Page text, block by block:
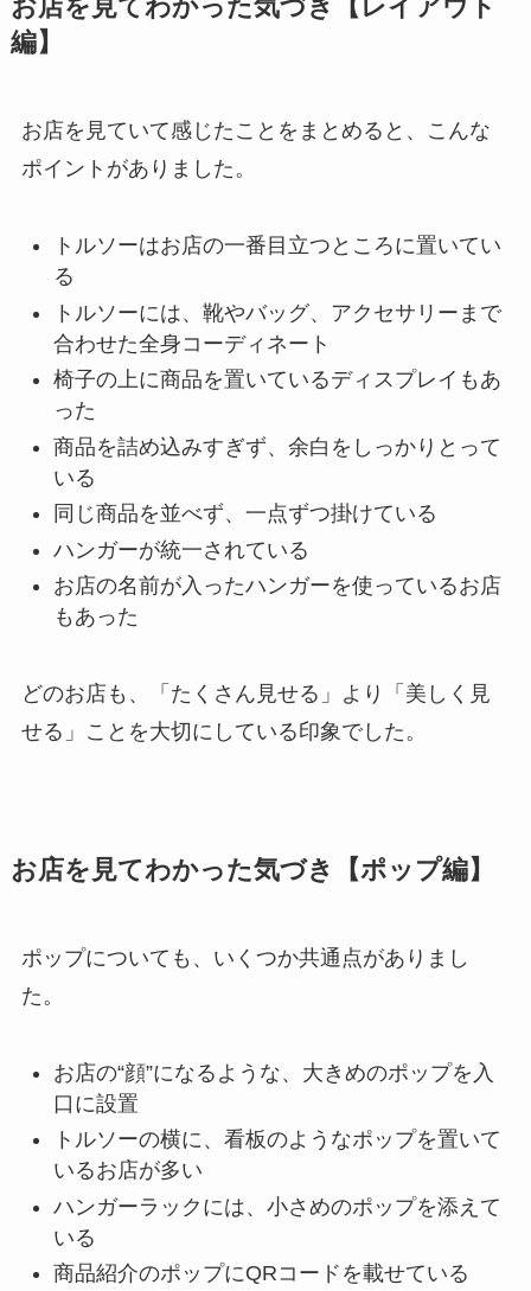
お店を見てわかった気づき【レイアウト
編】
お店を見ていて感じたことをまとめると、こんな
ポイントがありました。
トルソーはお店の一番目立つところに置いてい
る
トルソーには、靴やバッグ、アクセサリーまで
合わせた全身コーディネート
椅子の上に商品を置いているディスプレイもあ
った
商品を詰め込みすぎず、余白をしっかりとって
いる
同じ商品を並べず、一点ずつ掛けている
ハンガーが統一されている
お店の名前が入ったハンガーを使っているお店
もあった
どのお店も、「たくさん見せる」より「美しく見
せる」ことを大切にしている印象でした。
お店を見てわかった気づき【ポップ編】
ポップについても、いくつか共通点がありまし
た。
お店の“顔”になるような、大きめのポップを入
口に設置
トルソーの横に、看板のようなポップを置いて
いるお店が多い
ハンガーラックには、小さめのポップを添えて
いる
商品紹介のポップにQRコードを載せている